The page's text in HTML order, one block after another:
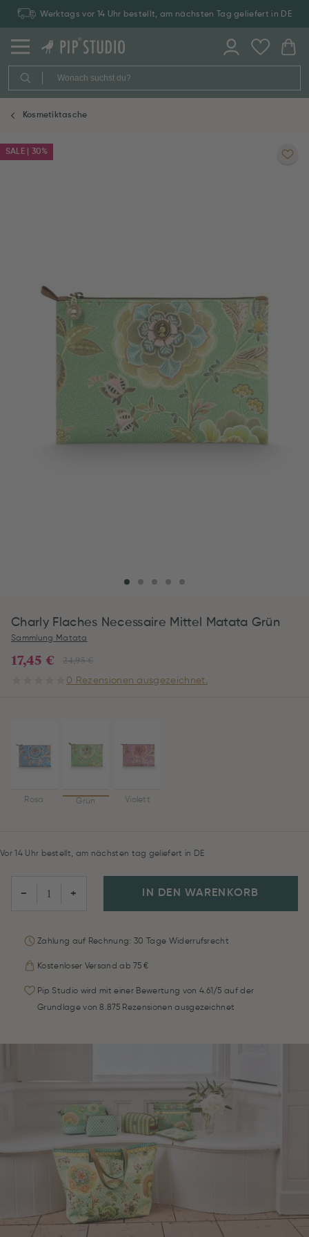
Werktags vor 14 Uhr bestellt, am nächsten Tag geliefert in DE
Kosmetiktasche
SALE | 30%
Charly Flaches Necessaire Mittel Matata Grün
Sammlung Matata
24,95 €
17,45 €
0 Rezensionen ausgezeichnet.
Rosa Grün Violett
Vor 14 Uhr bestellt, am nächsten tag geliefert in DE
− + IN DEN WARENKORB
Zahlung auf Rechnung: 30 Tage Widerrufsrecht
Kostenloser Versand ab 75 €
Pip Studio wird mit einer Bewertung von 4.61/5 auf der
Grundlage von 8.875 Rezensionen ausgezeichnet